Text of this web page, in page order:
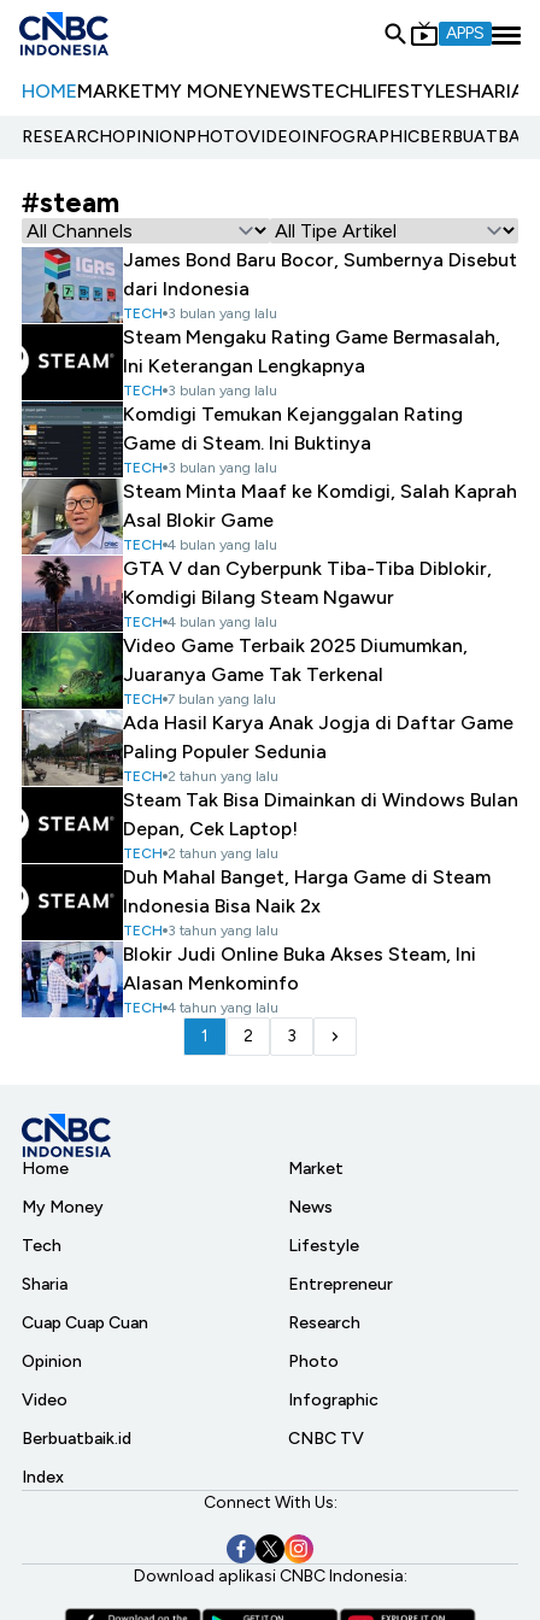
APPS
HOMEMARKETMY MONEYNEWSTECHLIFESTYLESHARIA
RESEARCHOPINIONPHOTOVIDEOINFOGRAPHIC
#steam
James Bond Baru Bocor, Sumbernya Disebut
dari Indonesia
TECH 3 bulan yang lalu
Steam Mengaku Rating Game Bermasalah,
Ini Keterangan Lengkapnya
TECH 3 bulan yang lalu
Komdigi Temukan Kejanggalan Rating
Game di Steam. Ini Buktinya
TECH 3 bulan yang lalu
Steam Minta Maaf ke Komdigi, Salah Kaprah
Asal Blokir Game
TECH 4 bulan yang lalu
GTA V dan Cyberpunk Tiba-Tiba Diblokir,
Komdigi Bilang Steam Ngawur
TECH 4 bulan yang lalu
Video Game Terbaik 2025 Diumumkan,
Juaranya Game Tak Terkenal
TECH 7 bulan yang lalu
Ada Hasil Karya Anak Jogja di Daftar Game
Paling Populer Sedunia
TECH 2 tahun yang lalu
Steam Tak Bisa Dimainkan di Windows Bulan
Depan, Cek Laptop!
TECH 2 tahun yang lalu
Duh Mahal Banget, Harga Game di Steam
Indonesia Bisa Naik 2x
TECH 3 tahun yang lalu
Blokir Judi Online Buka Akses Steam, Ini
Alasan Menkominfo
TECH 4 tahun yang lalu
1 2 3
Home
My Money
Tech
Sharia
Cuap Cuap Cuan
Opinion
Video
Berbuatbaik.id
Index
Market
News
Lifestyle
Entrepreneur
Research
Photo
Infographic
CNBC TV
Connect With Us:
Download aplikasi CNBC Indonesia: